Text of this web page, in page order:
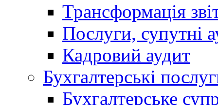
Трансформація
Послуги, супутні
Кадровий аудит
Бухгалтерські
Бухгалтерське